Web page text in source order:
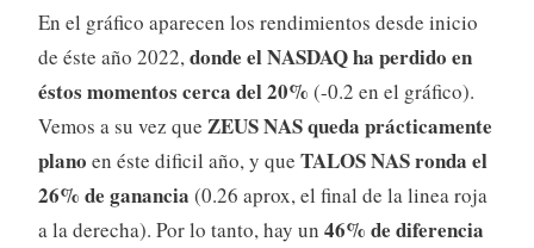
En el gráfico aparecen los rendimientos desde inicio
de éste año 2022,donde el NASDAQ ha perdido en
éstos momentos cerca del 20% (-0.2 en el gráfico).
Vemos a su vez que ZEUS NAS queda prácticamente
plano en éste dificil año, y que TALOS NAS ronda el
26% de ganancia (0.26 aprox, el final de la linea roja
a la derecha). Por lo tanto, hay un 46% de diferencia